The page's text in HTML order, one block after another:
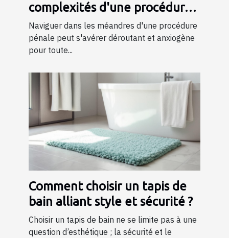
complexités d'une procédure
pénale ?
Naviguer dans les méandres d'une procédure
pénale peut s'avérer déroutant et anxiogène
pour toute...
Comment choisir un tapis de
bain alliant style et sécurité ?
Choisir un tapis de bain ne se limite pas à une
question d’esthétique ; la sécurité et le